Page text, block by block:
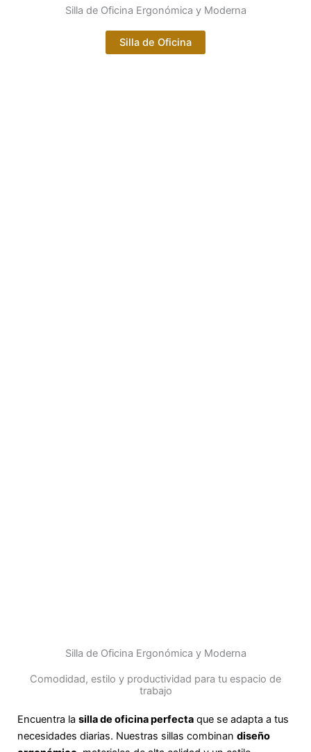
Silla de Oficina Ergonómica y Moderna
Silla de Oficina
Silla de Oficina Ergonómica y Moderna
Comodidad, estilo y productividad para tu espacio de
trabajo
Encuentra la silla de oficina perfecta que se adapta a tus
necesidades diarias. Nuestras sillas combinan diseño